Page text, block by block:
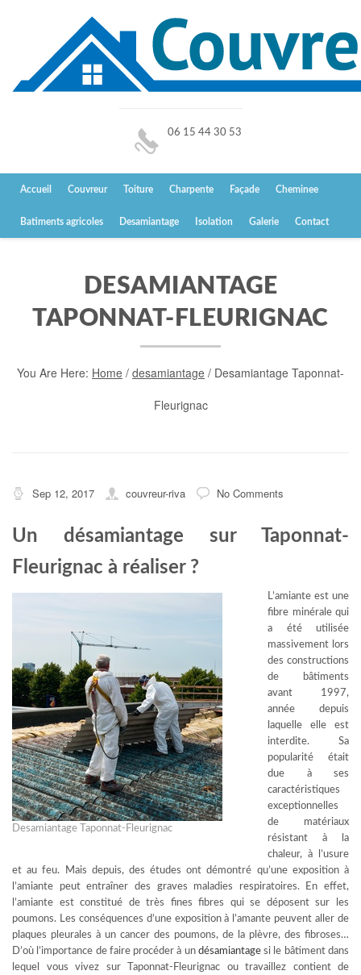
06 15 44 30 53
Accueil Couvreur Toiture Charpente Façade Cheminee
Batiments agricoles Desamiantage Isolation Galerie Contact
DESAMIANTAGE
TAPONNAT-FLEURIGNAC
You Are Here: Home / desamiantage / Desamiantage Taponnat-
Fleurignac
Sep 12, 2017 couvreur-riva No Comments
Un désamiantage sur Taponnat-
Fleurignac à réaliser ?
Desamiantage Taponnat-Fleurignac
L’amiante est une
fibre minérale qui
a été utilisée
massivement lors
des constructions
de bâtiments
avant 1997,
année depuis
laquelle elle est
interdite. Sa
popularité était
due à ses
caractéristiques
exceptionnelles
de matériaux
résistant à la
chaleur, à l’usure
et au feu. Mais depuis, des études ont démontré qu’une exposition à
l’amiante peut entraîner des graves maladies respiratoires. En effet,
l’amiante est constitué de très fines fibres qui se déposent sur les
poumons. Les conséquences d’une exposition à l’amante peuvent aller de
plaques pleurales à un cancer des poumons, de la plèvre, des fibroses…
D’où l’importance de faire procéder à un désamiantagesi le bâtiment dans
lequel vous vivez sur Taponnat-Fleurignac ou travaillez contient de